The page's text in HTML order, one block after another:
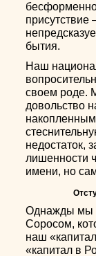
присутствие
бытия.
Наш
своем роде.
довольство
недостаток,
лишенности
имени, но
Однажды мы
Соросом,
наш
«капитал в